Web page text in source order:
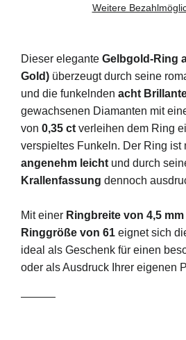
Weitere
Dieser elegante Gelbgold-Ring
Gold) überzeugt durch seine
und die funkelnden acht
gewachsenen Diamanten mit
von 0,35 ct verleihen dem Ring
verspieltes Funkeln. Der Ring ist
angenehm leicht und durch
Krallenfassung dennoch
Mit einer Ringbreite von 4,5 mm
Ringgröße von 61 eignet sich
ideal als Geschenk für einen
oder als Ausdruck Ihrer eigenen